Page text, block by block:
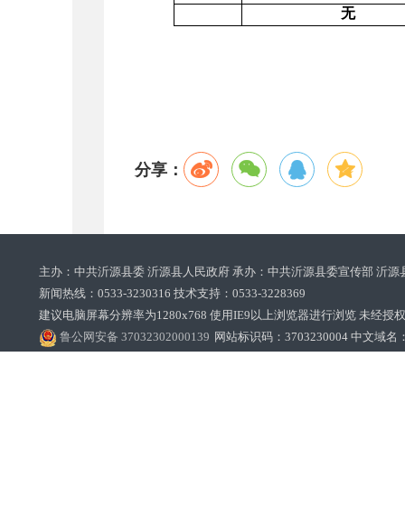
无
分享：
主办：中共沂源县委 沂源县人民政府 承办：中共沂源县委宣传部 沂
新闻热线：0533-3230316 技术支持：0533-3228369‌‌
建议电脑屏幕分辨率为1280x768 使用IE9以上浏览器进行浏览 未经授
鲁公网安备 37032302000139 网站标识码：3703230004 中文域名